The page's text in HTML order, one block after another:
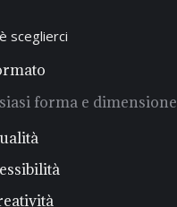
sceglierci
forma e dimensione